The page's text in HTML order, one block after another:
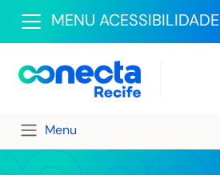
MENU ACESSIBILIDADE
Menu